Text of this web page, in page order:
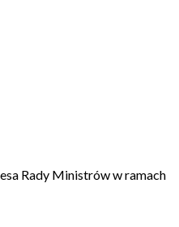
Rady Ministrów w ramach